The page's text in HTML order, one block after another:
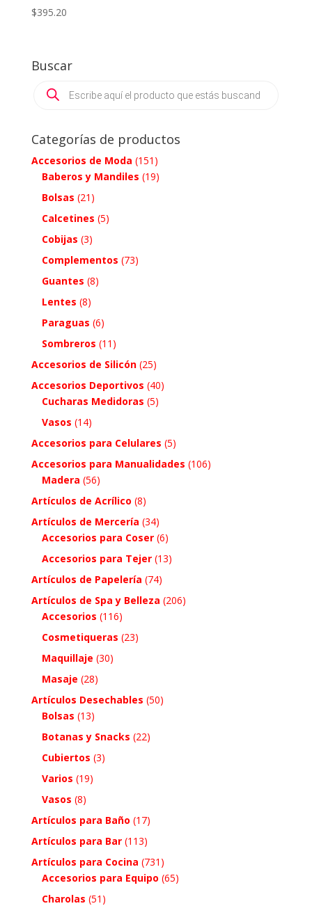
$395.20
Buscar
search
Categorías de productos
Accesorios de Moda (151)
Baberos y Mandiles (19)
Bolsas (21)
Calcetines (5)
Cobijas (3)
Complementos (73)
Guantes (8)
Lentes (8)
Paraguas (6)
Sombreros (11)
Accesorios de Silicón (25)
Accesorios Deportivos (40)
Cucharas Medidoras (5)
Vasos (14)
Accesorios para Celulares (5)
Accesorios para Manualidades (106)
Madera (56)
Artículos de Acrílico (8)
Artículos de Mercería (34)
Accesorios para Coser (6)
Accesorios para Tejer (13)
Artículos de Papelería (74)
Artículos de Spa y Belleza (206)
Accesorios (116)
Cosmetiqueras (23)
Maquillaje (30)
Masaje (28)
Artículos Desechables (50)
Bolsas (13)
Botanas y Snacks (22)
Cubiertos (3)
Varios (19)
Vasos (8)
Artículos para Baño (17)
Artículos para Bar (113)
Artículos para Cocina (731)
Accesorios para Equipo (65)
Charolas (51)